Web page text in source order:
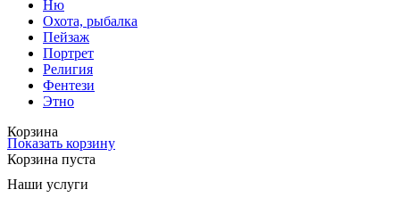
Ню
Охота, рыбалка
Пейзаж
Портрет
Религия
Фентези
Этно
Корзина
Показать корзину
Корзина пуста
Наши услуги